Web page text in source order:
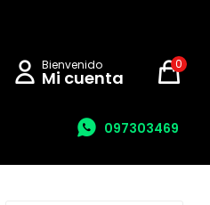
097303469
0